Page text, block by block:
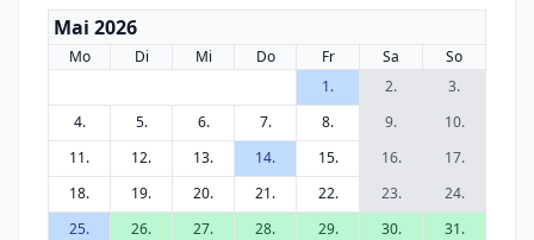
Mai 2026
Mo Di Mi Do Fr Sa
So
1.
2.
3.
4.
5. 6. 7. 8. 9.
10.
11.
12. 13. 14. 15. 16.
17.
18.
19. 20. 21. 22. 23.
24.
25.
26. 27. 28. 29. 30. 31.